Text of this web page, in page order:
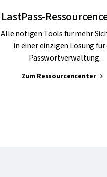
LastPass-
Alle nötigen Tools für mehr
in einer einzigen Lösung für
Passwortverwaltung.
Zum Ressourcencenter